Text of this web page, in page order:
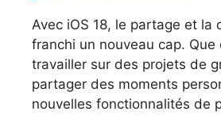
Avec iOS 18, le partage et la
franchi un nouveau cap. Que
travailler sur des projets de
partager des moments
nouvelles fonctionnalités de